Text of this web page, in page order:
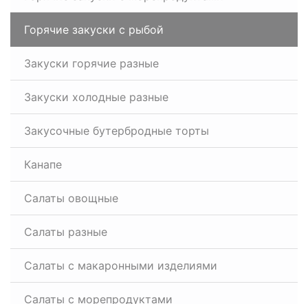
Горячие закуски с рыбой
Закуски горячие разные
Закуски холодные разные
Закусочные бутербродные торты
Канапе
Салаты овощные
Салаты разные
Салаты с макаронными изделиями
Салаты с морепродуктами